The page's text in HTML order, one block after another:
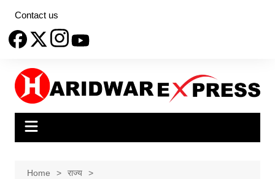
content
Contact us
Home
राज्य